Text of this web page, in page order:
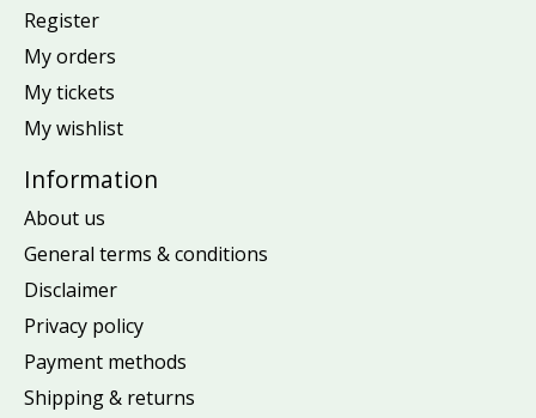
Register
My orders
My tickets
My wishlist
Information
About us
General terms & conditions
Disclaimer
Privacy policy
Payment methods
Shipping & returns